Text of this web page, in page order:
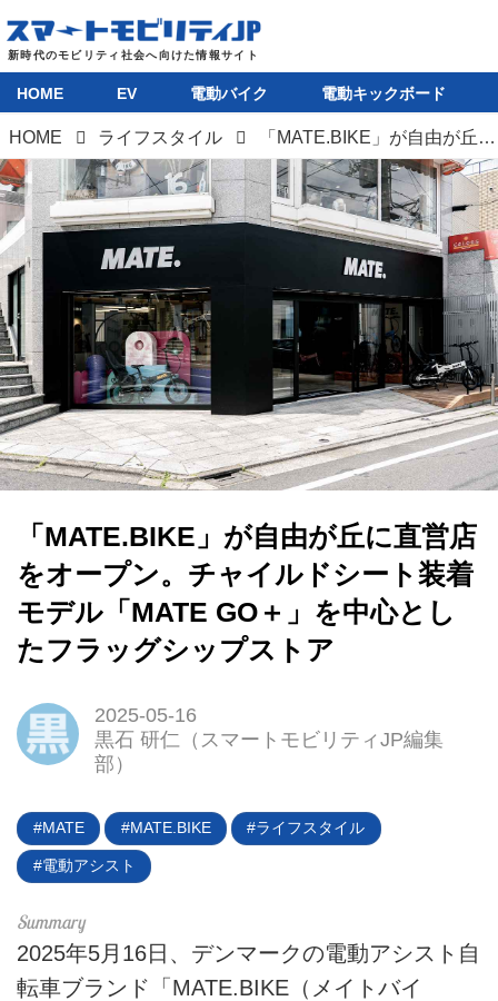
HOME
HOME EV 電動バイク 電動キックボード
HOME ライフスタイル 「MATE.BIKE」が自由が丘に直営店をオープン。チャイルドシート装着モデル「MATE GO＋」を中心としたフラッグシップストア
「MATE.BIKE」が自由が丘に直営店
をオープン。チャイルドシート装着
モデル「MATE GO＋」を中心とし
たフラッグシップストア
2025-05-16
黒石 研仁（スマートモビリティJP編集
部）
MATE MATE.BIKE ライフスタイル
電動アシスト
2025年5月16日、デンマークの電動アシスト自
転車ブランド「MATE.BIKE（メイトバイ